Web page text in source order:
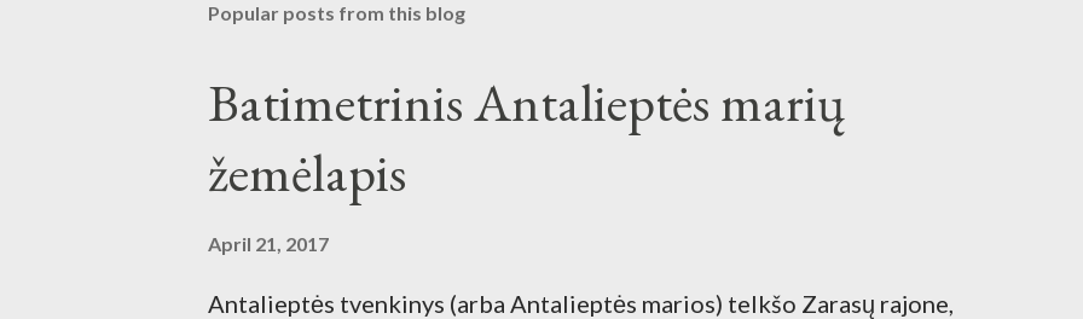
Popular posts from this blog
Batimetrinis Antalieptės marių
žemėlapis
April 21, 2017
Antalieptės tvenkinys (arba Antalieptės marios) telkšo Zarasų rajone,